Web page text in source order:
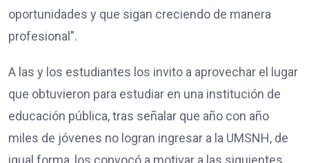
oportunidades y que sigan creciendo de manera
profesional”.
A las y los estudiantes los invito a aprovechar el lugar
que obtuvieron para estudiar en una institución de
educación pública, tras señalar que año con año
miles de jóvenes no logran ingresar a la UMSNH, de
igual forma, los convocó a motivar a las siguientes